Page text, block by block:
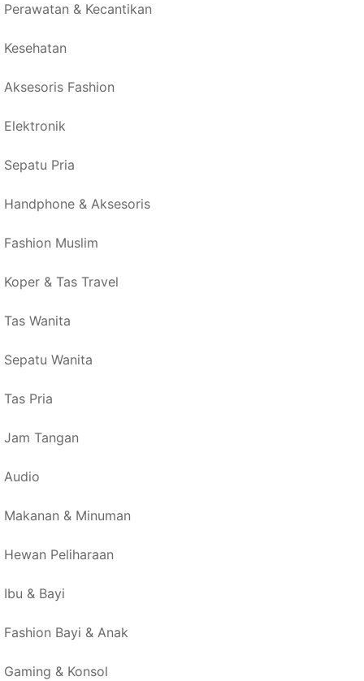
Perawatan & Kecantikan
Kesehatan
Aksesoris Fashion
Elektronik
Sepatu Pria
Handphone & Aksesoris
Fashion Muslim
Koper & Tas Travel
Tas Wanita
Sepatu Wanita
Tas Pria
Jam Tangan
Audio
Makanan & Minuman
Hewan Peliharaan
Ibu & Bayi
Fashion Bayi & Anak
Gaming & Konsol